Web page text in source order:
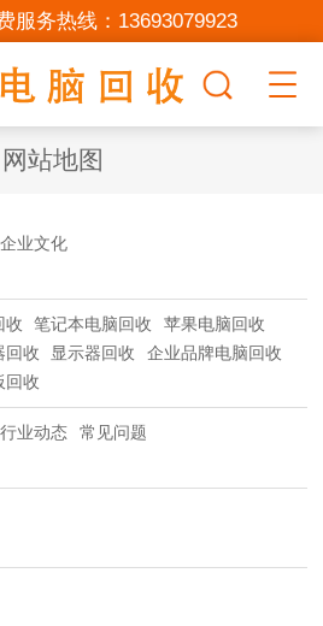
服务热线： 13693079923
网站地图
企业文化
收 笔记本电脑回收
苹果电脑回收
回收
显示器回收
企业品牌电脑回收
回收
行业动态 常见问题